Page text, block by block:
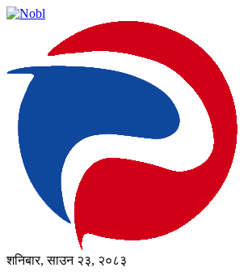
शनिबार, साउन २३, २०८३